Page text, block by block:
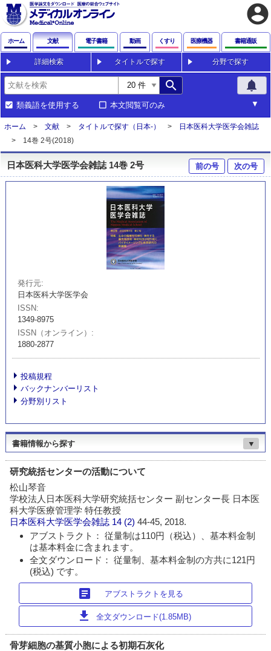
account_circle
ホーム 文献 電子書籍 動画 くすり 医療機器 書籍通販
詳細検索 タイトルで探す 分野で探す
search notifications
類義語を使用する 本文閲覧可のみ
ホーム 文献 タイトルで探す（日本-）
日本医科大学医学会雑誌
14巻 2号(2018)
日本医科大学医学会雑誌 14巻 2号 前の号 次の号
発行元
日本医科大学医学会
ISSN
1349-8975
ISSN（オンライン）
1880-2877
投稿規程
バックナンバーリスト
分野別リスト
書籍情報から探す ▼
研究統括センターの活動について
松山琴音
学校法人日本医科大学研究統括センター 副センター長 日本医
科大学医療管理学 特任教授
日本医科大学医学会雑誌 14 (2)44-45, 2018.
アブストラクト： 従量制は110円（税込）、基本料金制
は基本料金に含まれます。
全文ダウンロード： 従量制、基本料金制の方共に121円
(税込) です。
article アブストラクトを見る
download 全文ダウンロード(1.85MB)
骨芽細胞の基質小胞による初期石灰化